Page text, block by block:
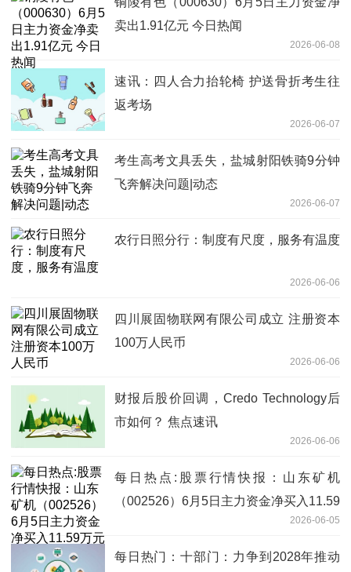
卖出1.91亿元 今日热闻
2026-06-08
速讯：四人合力抬轮椅 护送骨折考生往
返考场
2026-06-07
考生高考文具丢失，盐城射阳铁骑9分钟
飞奔解决问题|动态
2026-06-07
农行日照分行：制度有尺度，服务有温度
2026-06-06
四川展固物联网有限公司成立 注册资本
100万人民币
2026-06-06
财报后股价回调，Credo Technology后
市如何？ 焦点速讯
2026-06-06
每日热点:股票行情快报：山东矿机
（002526）6月5日主力资金净买入11.59
2026-06-05
每日热门：十部门：力争到2028年推动